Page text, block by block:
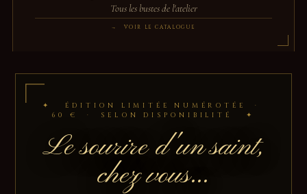
Tous les bustes de l'atelier
→ VOIR LE CATALOGUE
✦ ÉDITION LIMITÉE NUMÉROTÉE ·
60 € · SELON DISPONIBILITÉ ✦
Le sourire d'un saint,
chez vous...